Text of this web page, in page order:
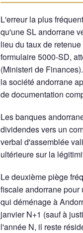
L'erreur la plus
qu'une SL andorrane
lieu du taux de
formulaire 5000-SD,
(Ministeri de
la société andorrane
de documentation
Les banques
dividendes vers un
verbal d'assemblée
ultérieure sur la
Le deuxième piège
fiscale andorrane
qui déménage à
janvier N+1 (sauf à
l'année N, il reste